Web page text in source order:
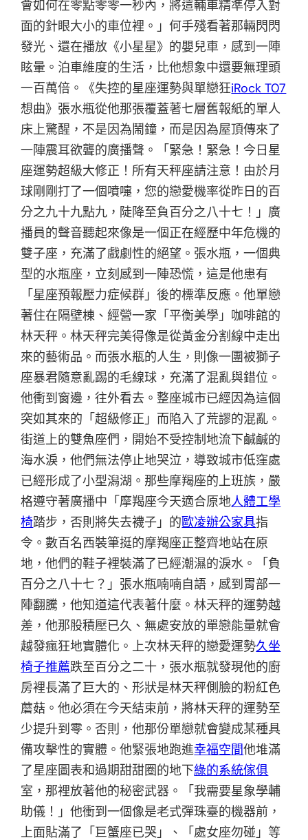
會如何在零點零零一秒內，將這輛車精準停入對
面的針眼大小的車位裡。」何手殘看著那輛閃閃
發光、還在播放《小星星》的嬰兒車，感到一陣
眩暈。泊車維度的生活，比他想象中還要無理頭
一百萬倍。《失控的星座運勢與單戀狂iRock T07
想曲》張水瓶從他那張覆蓋著七層舊報紙的單人
床上驚醒，不是因為鬧鐘，而是因為屋頂傳來了
一陣震耳欲聾的廣播聲。「緊急！緊急！今日星
座運勢超級大修正！所有天秤座請注意！由於月
球剛剛打了一個噴嚏，您的戀愛機率從昨日的百
分之九十九點九，陡降至負百分之八十七！」廣
播員的聲音聽起來像是一個正在經歷中年危機的
雙子座，充滿了戲劇性的絕望。張水瓶，一個典
型的水瓶座，立刻感到一陣恐慌，這是他患有
「星座預報壓力症候群」後的標準反應。他單戀
著住在隔壁棟、經營一家「平衡美學」咖啡館的
林天秤。林天秤完美得像是從黃金分割線中走出
來的藝術品。而張水瓶的人生，則像一團被獅子
座暴君隨意亂踢的毛線球，充滿了混亂與錯位。
他衝到窗邊，往外看去。整座城市已經因為這個
突如其來的「超級修正」而陷入了荒謬的混亂。
街道上的雙魚座們，開始不受控制地流下鹹鹹的
海水淚，他們無法停止地哭泣，導致城市低窪處
已經形成了小型潟湖。那些摩羯座的上班族，嚴
格遵守著廣播中「摩羯座今天適合原地人體工學
椅踏步，否則將失去襪子」的歐凌辦公家具指
令。數百名西裝筆挺的摩羯座正整齊地站在原
地，他們的鞋子裡裝滿了已經潮濕的淚水。「負
百分之八十七？」張水瓶喃喃自語，感到胃部一
陣翻騰，他知道這代表著什麼。林天秤的運勢越
差，他那股積壓已久、無處安放的單戀能量就會
越發瘋狂地實體化。上次林天秤的戀愛運勢久坐
椅子推薦跌至百分之二十，張水瓶就發現他的廚
房裡長滿了巨大的、形狀是林天秤側臉的粉紅色
蘑菇。他必須在今天結束前，將林天秤的運勢至
少提升到零。否則，他那份單戀就會變成某種具
備攻擊性的實體。他緊張地跑進幸福空間他堆滿
了星座圖表和過期甜甜圈的地下綠的系統傢俱
室，那裡放著他的秘密武器。「我需要星象學輔
助儀！」他衝到一個像是老式彈珠臺的機器前，
上面貼滿了「巨蟹座已哭」、「處女座勿碰」等